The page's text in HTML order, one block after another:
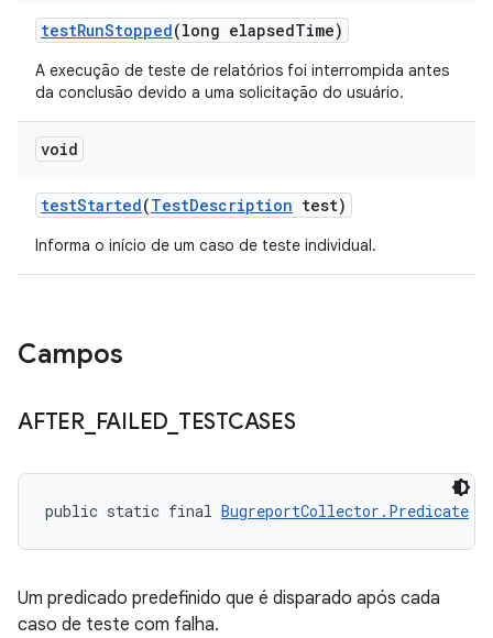
testRunStopped(long elapsedTime)
A execução de teste de relatórios foi interrompida antes
da conclusão devido a uma solicitação do usuário.
void
testStarted(TestDescription test)
Informa o início de um caso de teste individual.
Campos
AFTER_ FAILED TESTCASES
public static final BugreportCollector.Predicate
Um predicado predefinido que é disparado após cada
caso de teste com falha.